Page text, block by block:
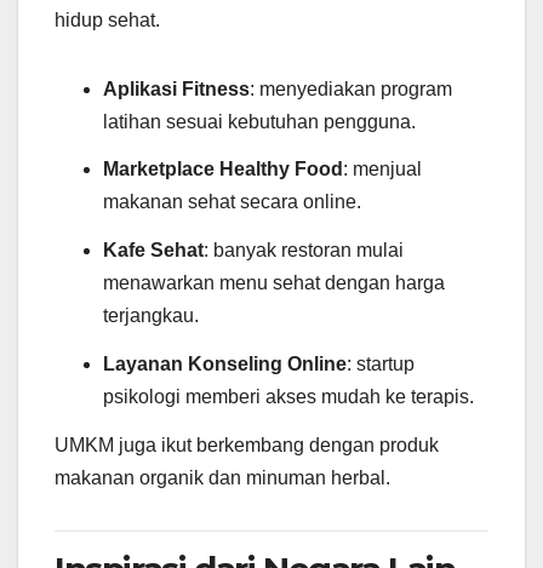
hidup sehat.
Aplikasi Fitness: menyediakan program
latihan sesuai kebutuhan pengguna.
Marketplace Healthy Food : menjual
makanan sehat secara online.
Kafe Sehat: banyak restoran mulai
menawarkan menu sehat dengan harga
terjangkau.
Layanan Konseling Online: startup
psikologi memberi akses mudah ke terapis.
UMKM juga ikut berkembang dengan produk
makanan organik dan minuman herbal.